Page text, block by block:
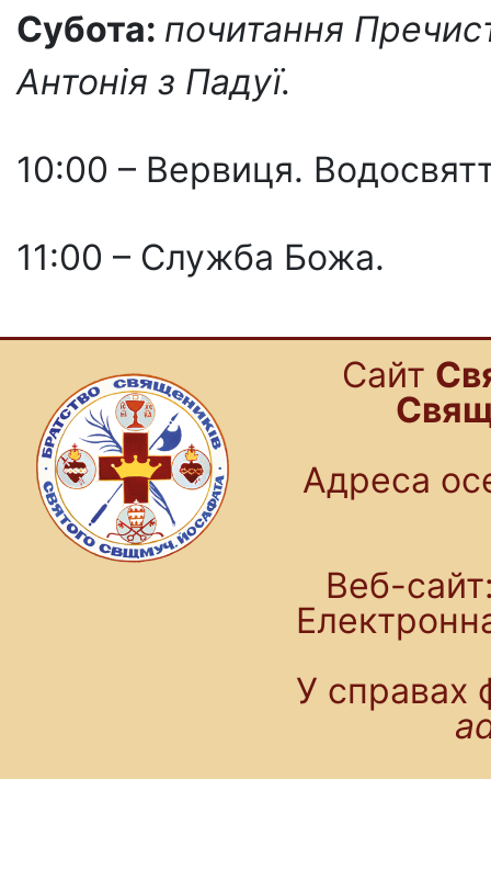
Субота: почитання
Антонія з Падуї.
10:00 – Вервиця.
11:00 – Служба Божа.
Cайт
Адреса
Веб-
У справах